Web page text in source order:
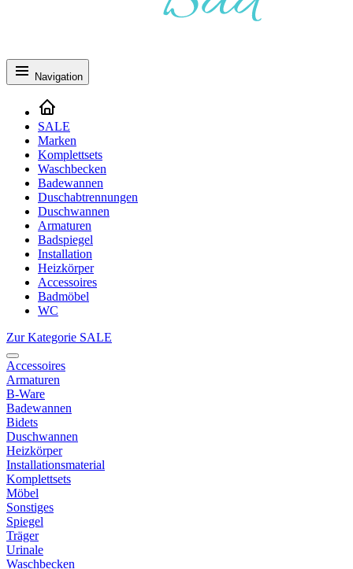
Navigation
SALE
Marken
Komplettsets
Waschbecken
Badewannen
Duschabtrennungen
Duschwannen
Armaturen
Badspiegel
Installation
Heizkörper
Accessoires
Badmöbel
WC
Zur Kategorie SALE
Accessoires
Armaturen
B-Ware
Badewannen
Bidets
Duschwannen
Heizkörper
Installationsmaterial
Komplettsets
Möbel
Sonstiges
Spiegel
Träger
Urinale
Waschbecken